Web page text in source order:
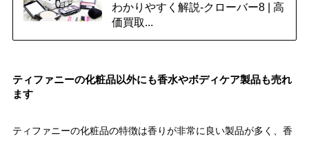
わかりやすく解説-クローバー8 | 高
価買取...
ティファニーの化粧品以外にも香水やボディケア製品も売れ
ます
ティファニーの化粧品の特徴は香りが非常に良い製品が多く、香